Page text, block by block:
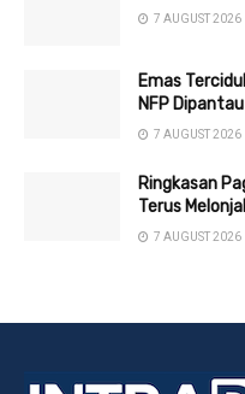
7 AUGUST 2026
Emas
NFP Dipantau
7 AUGUST 2026
Ringkasan
Terus
7 AUGUST 2026